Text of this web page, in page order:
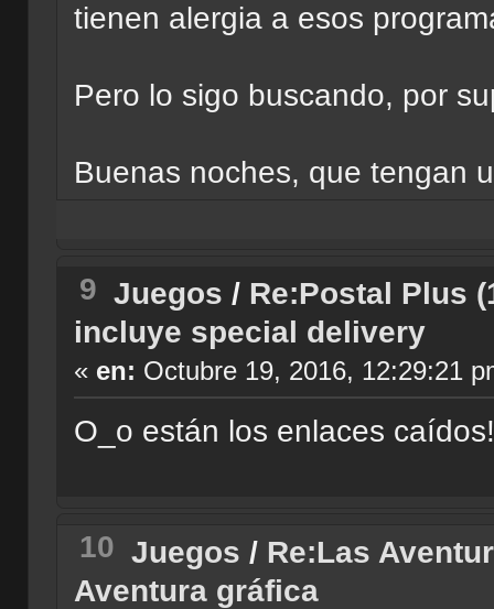
tienen alergia a esos
Pero lo sigo buscando, por
Buenas noches, que tengan
9 Juegos / Re:Postal Plus
incluye special delivery
« en: Octubre 19, 2016, 12:29:21
O_o están los enlaces caídos!
10 Juegos / Re:Las
Aventura gráfica